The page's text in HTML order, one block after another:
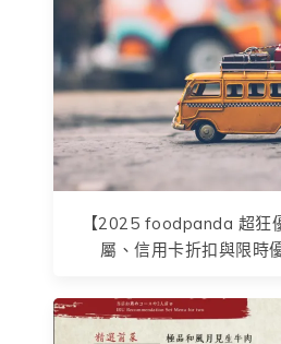
【2025 foodpanda 超狂
屬、信用卡折扣與限時